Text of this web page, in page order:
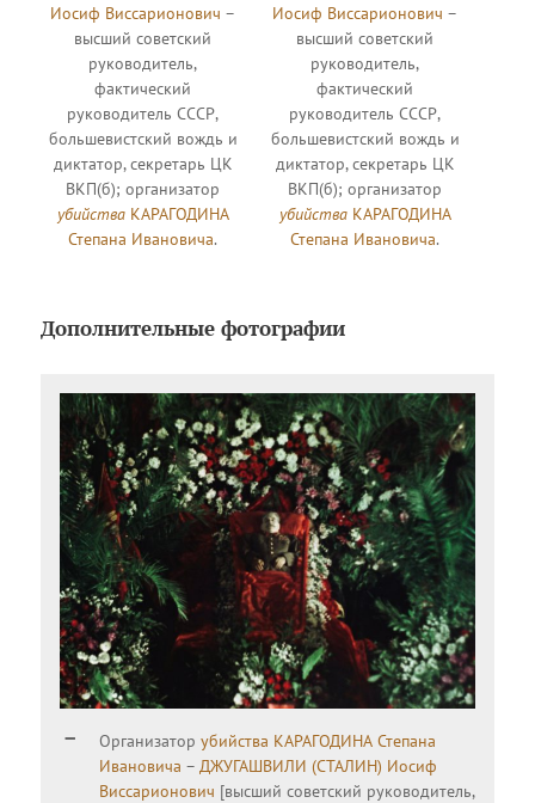
Иосиф Виссарионович –
высший советский
руководитель,
фактический
руководитель СССР,
большевистский вождь и
диктатор, секретарь ЦК
ВКП(б); организатор
убийства КАРАГОДИНА
Степана Ивановича.
Иосиф Виссарионович –
высший советский
руководитель,
фактический
руководитель СССР,
большевистский вождь и
диктатор, секретарь ЦК
ВКП(б); организатор
убийства КАРАГОДИНА
Степана Ивановича.
Дополнительные фотографии
Организаторубийства КАРАГОДИНА Степана
Ивановича –ДЖУГАШВИЛИ (СТАЛИН) Иосиф
Виссарионович [высший советский руководитель,